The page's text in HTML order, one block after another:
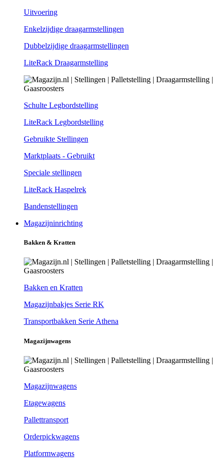
Uitvoering
Enkelzijdige draagarmstellingen
Dubbelzijdige draagarmstellingen
LiteRack Draagarmstelling
Schulte Legbordstelling
LiteRack Legbordstelling
Gebruikte Stellingen
Marktplaats - Gebruikt
Speciale stellingen
LiteRack Haspelrek
Bandenstellingen
Magazijninrichting
Bakken & Kratten
Bakken en Kratten
Magazijnbakjes Serie RK
Transportbakken Serie Athena
Magazijnwagens
Magazijnwagens
Etagewagens
Pallettransport
Orderpickwagens
Platformwagens